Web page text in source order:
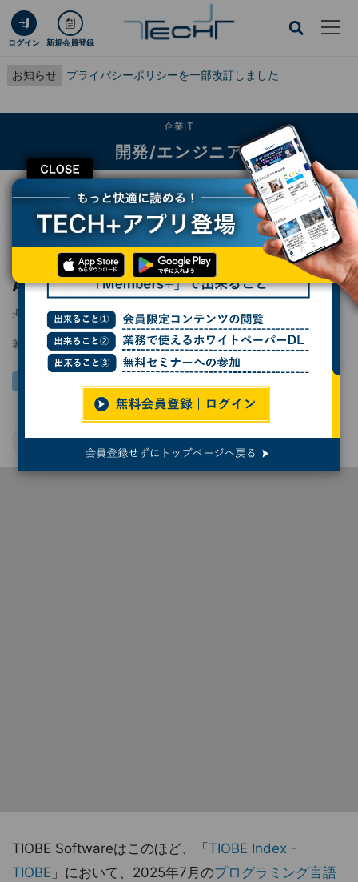
ログイン 新規会員登録
お知らせ プライバシーポリシーを一部改訂しました
CLOSE
企業IT
開発/エンジニア
TECH+ 企業IT
開発/エンジニア
プログラミング言語人気ランキング発表、Adaの生き残り予想も
プログラミング言語人気ランキング発表、
Adaの生き残り予想も
掲載日 2025/07/16 10:30
著者： 杉山貴章
プログラミング言語 ソフトウェア開発 #ランキング
TIOBE Softwareはこのほど、「 TIOBE Index -
TIOBE 」において、2025年7月のプログラミング言語